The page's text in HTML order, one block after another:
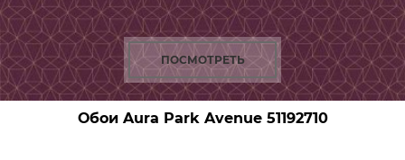
ПОСМОТРЕТЬ
Обои Aura Park Avenue51192710